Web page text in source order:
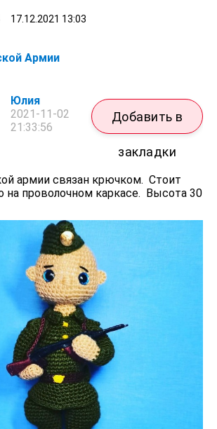
17.12.2021 13:03
Армии
Юлия
2021-11-02
21:33:56
Добавить в
закладки
армии связан крючком. Стоит
на проволочном каркасе. Высота 30